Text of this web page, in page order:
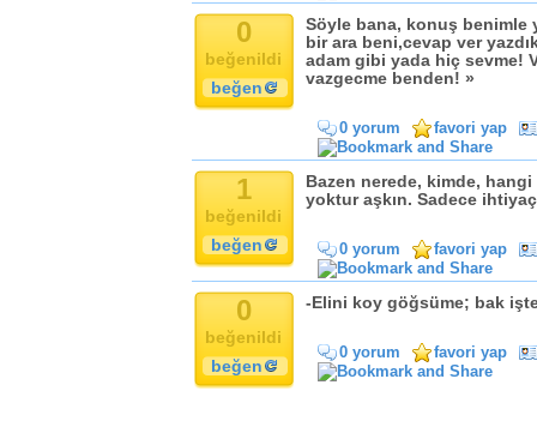
0
beğenildi
beğen
Söyle bana, konuş benimle
bir ara beni,cevap ver
adam gibi yada hiç sevme!
vazgecme benden! »
0 yorum favori yap
1
beğenildi
beğen
Bazen nerede, kimde, hangi
yoktur aşkın. Sadece
0 yorum favori yap
0
beğenildi
beğen
-Elini koy göğsüme; bak
0 yorum favori yap